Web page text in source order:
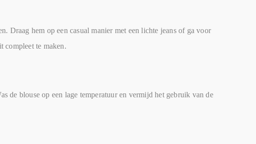
Draag hem op een casual manier met een lichte jeans of ga voor
compleet te maken.
de blouse op een lage temperatuur en vermijd het gebruik van de